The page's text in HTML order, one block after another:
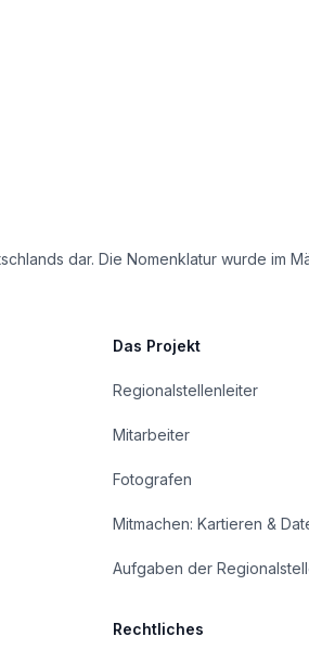
dar. Die Nomenklatur wurde im
Das Projekt
Regionalstellenleiter
Mitarbeiter
Fotografen
Mitmachen: Kartieren &
Aufgaben der
Rechtliches